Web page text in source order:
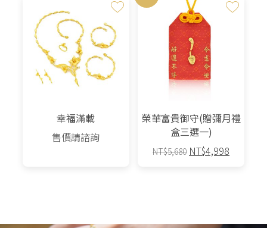
NT$40,000。NT$35,200。
NT$49,900。
幸福滿載
售價請諮詢
榮華富貴御守(贈彌月禮
盒三選一)
NT$5,680 原
NT$4,998